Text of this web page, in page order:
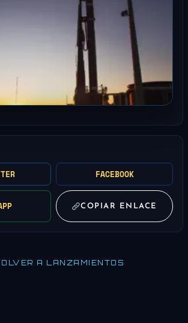
FACEBOOK
COPIAR ENLACE
A LANZAMIENTOS